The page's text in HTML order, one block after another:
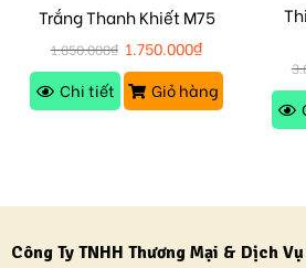
Trắng Thanh Khiết M75
1.850.000₫ 1.750.000₫
Chi tiết
Giỏ hàng
Công Ty TNHH Thương Mại & Dịch